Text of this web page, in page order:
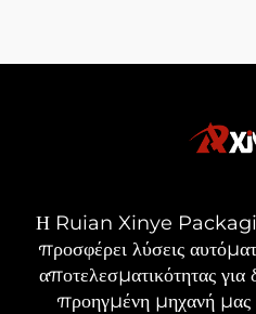
Η Ruian Xinye
προσφέρει λύσεις
αποτελεσματικότητας για
προηγμένη μηχανή μας